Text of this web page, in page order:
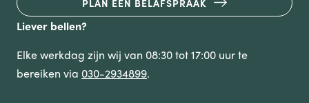
Liever bellen?
Elke werkdag zijn wij van 08:30 tot 17:00 uur te
bereiken via 030-2934899.
Waar gaat je vraag over?
NAAM